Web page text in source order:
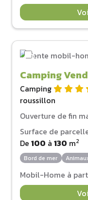
Camping
Camping
roussillon
Ouverture de fin
Surface de
De 100 à 130 m2
Bord de mer
Mobil-Home à